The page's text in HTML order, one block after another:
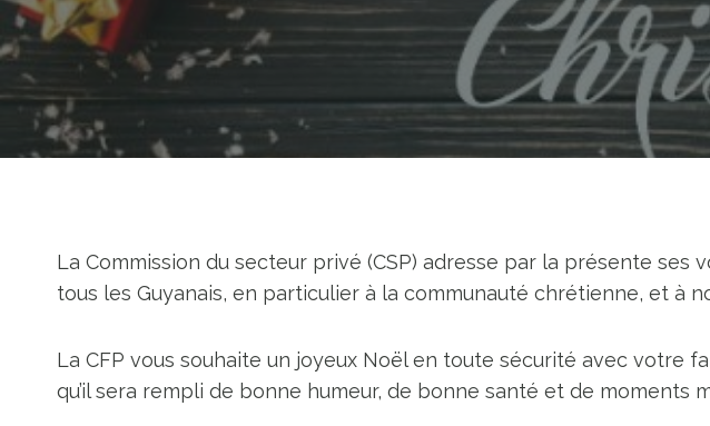
La Commission du secteur privé (CSP) adresse par la présente ses
tous les Guyanais, en particulier à la communauté chrétienne, et à
La CFP vous souhaite un joyeux Noël en toute sécurité avec votre
qu’il sera rempli de bonne humeur, de bonne santé et de moments